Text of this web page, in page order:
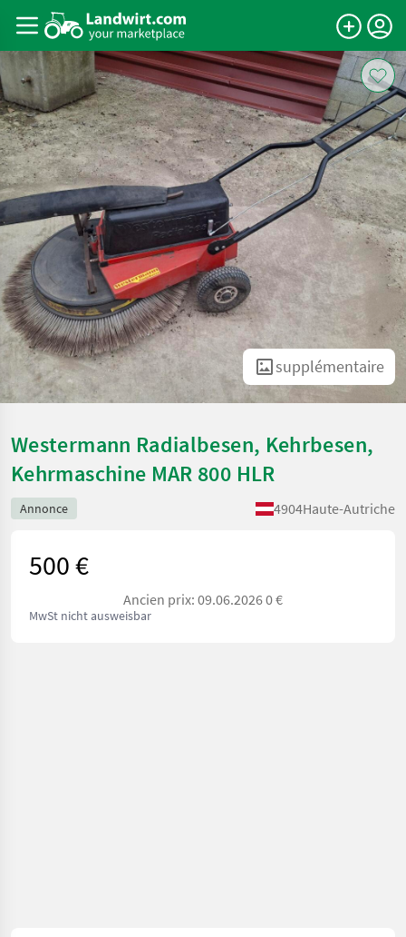
supplémentaire
Westermann Radialbesen, Kehrbesen,
Kehrmaschine MAR 800 HLR
Annonce 4904Haute-Autriche
500 €
Ancien prix: 09.06.2026 0 €
MwSt nicht ausweisbar